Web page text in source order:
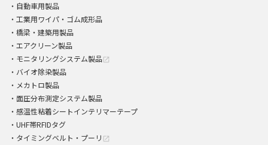
自動車用製品
工業用ワイパ・ゴム成形品
橋梁・建築用製品
エアクリーン製品
モニタリングシステム製品open_in_new
バイオ除染製品
メカトロ製品
面圧分布測定システム製品
感温性粘着シートインテリマーテープ
UHF帯RFIDタグ
タイミングベルト・プーリ open_in_new